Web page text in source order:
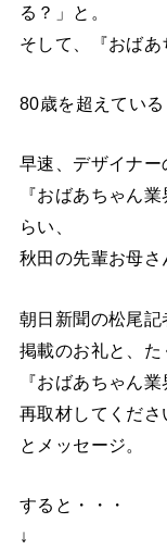
る？」と。
そして、『おばあ
80歳を超えている
早速、デザイナー
『おばあちゃん
らい、
秋田の先輩お母さ
朝日新聞の松尾記
掲載のお礼と、た
『おばあちゃん
再取材してくださ
とメッセージ。
すると・・・
↓